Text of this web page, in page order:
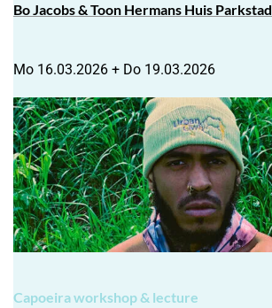
Bo Jacobs & Toon Hermans Huis Parkstad
Mo 16.03.2026 + Do 19.03.2026
Capoeira workshop & lecture